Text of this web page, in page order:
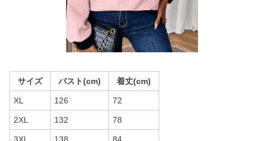
サイズ バスト(cm) 着丈(cm)
XL 126 72
2XL 132 78